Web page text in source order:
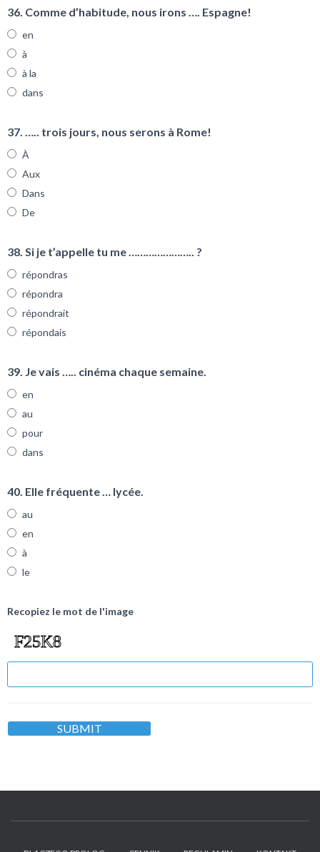
36. Comme d’habitude, nous irons …. Espagne!
en
à
à la
dans
37. ….. trois jours, nous serons à Rome!
À
Aux
Dans
De
38. Si je t’appelle tu me ………………….. ?
répondras
répondra
répondrait
répondais
39. Je vais ….. cinéma chaque semaine.
en
au
pour
dans
40. Elle fréquente … lycée.
au
en
à
le
Recopiez le mot de l'image